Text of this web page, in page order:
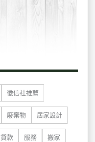
徵信社推薦
廢棄物 居家設計
貸款 服務 搬家